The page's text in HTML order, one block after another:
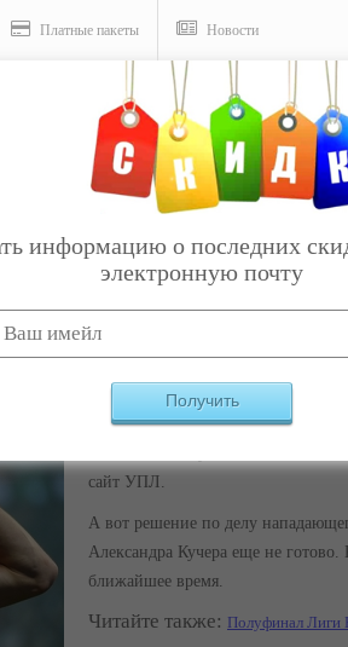
Платные пакеты Новости
Степаненко
Футбольная Премьер-лига
Степаненко от участия в
сайт УПЛ.
А вот решение по делу
Александра Кучера еще не
ближайшее время.
Читайте также: Полуфинал Лиги
информацию о последних
электронную почту
Получить